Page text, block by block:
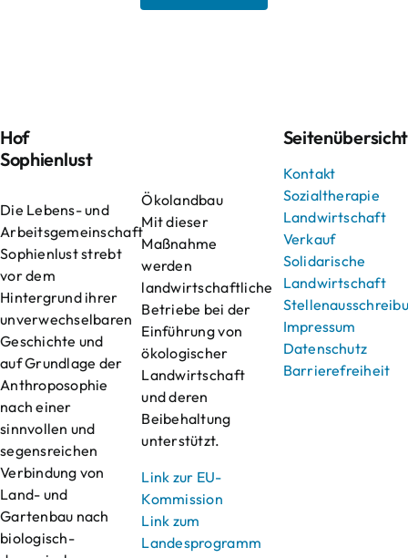
Hof
Sophienlust
Die Lebens- und
Arbeitsgemeinschaft
Sophienlust strebt
vor dem
Hintergrund ihrer
unverwechselbaren
Geschichte und
auf Grundlage der
Anthroposophie
nach einer
sinnvollen und
segensreichen
Verbindung von
Land- und
Gartenbau nach
biologisch-
Ökolandbau
Mit dieser
Maßnahme
werden
landwirtschaftliche
Betriebe bei der
Einführung von
ökologischer
Landwirtschaft
und deren
Beibehaltung
unterstützt.
Link zur EU-
Kommission
Link zum
Landesprogramm
Seitenübersicht
Kontakt
Sozialtherapie
Landwirtschaft
Verkauf
Solidarische
Landwirtschaft
Impressum
Datenschutz
Barrierefreiheit